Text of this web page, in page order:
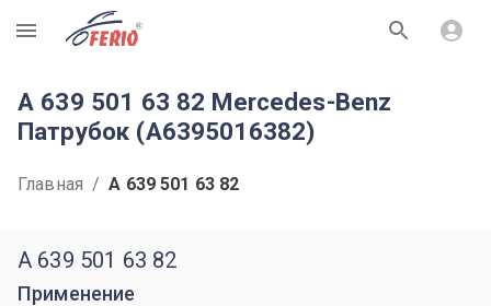
R
A 639 501 63 82 Mercedes-Benz
Патрубок (A6395016382)
Главная / A 639 501 63 82
A 639 501 63 82
Применение